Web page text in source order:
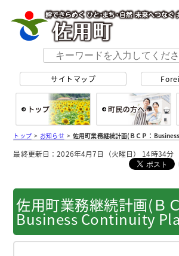
サイトマップ
総合トップ
トップ> お知らせ>佐用町業務継続計画(ＢＣＰ：
最終更新日：2026年4月7日（火曜日） 14時34
佐用町業務継続計画(Ｂ
Business Continuity